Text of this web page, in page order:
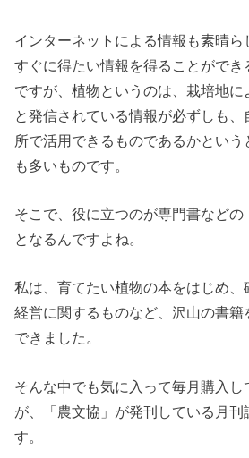
インターネットによる情報も素晴ら
すぐに得たい情報を得ることがで
ですが、植物というのは、栽培地に
と発信されている情報が必ずしも
所で活用できるものであるかという
も多いものです。
そこで、役に立つのが専門書などの
となるんですよね。
私は、育てたい植物の本をはじめ、
経営に関するものなど、沢山の書籍
できました。
そんな中でも気に入って毎月購入
が、「農文協」が発刊している月刊
す。